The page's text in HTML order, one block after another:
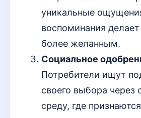
уникальные
воспоминания
более желанным.
Социальное
Потребители ищут
своего выбора
среду, где